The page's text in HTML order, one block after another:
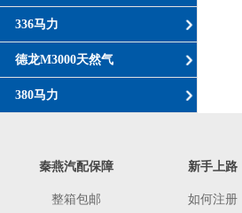
336马力
德龙M3000天然气
380马力
秦燕汽配保障
整箱包邮
新手上路
如何注册